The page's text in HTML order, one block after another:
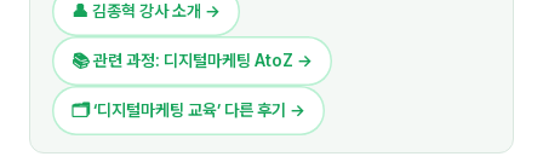
🎬 영상 · 콘텐츠
📊 프레젠테이션 · 기획
🚀 창업 · 커리어
👤 김종혁 강사 소개 →
📚 관련 과정: 디지털마케팅 AtoZ →
🗂 ‘디지털마케팅 교육’ 다른 후기 →